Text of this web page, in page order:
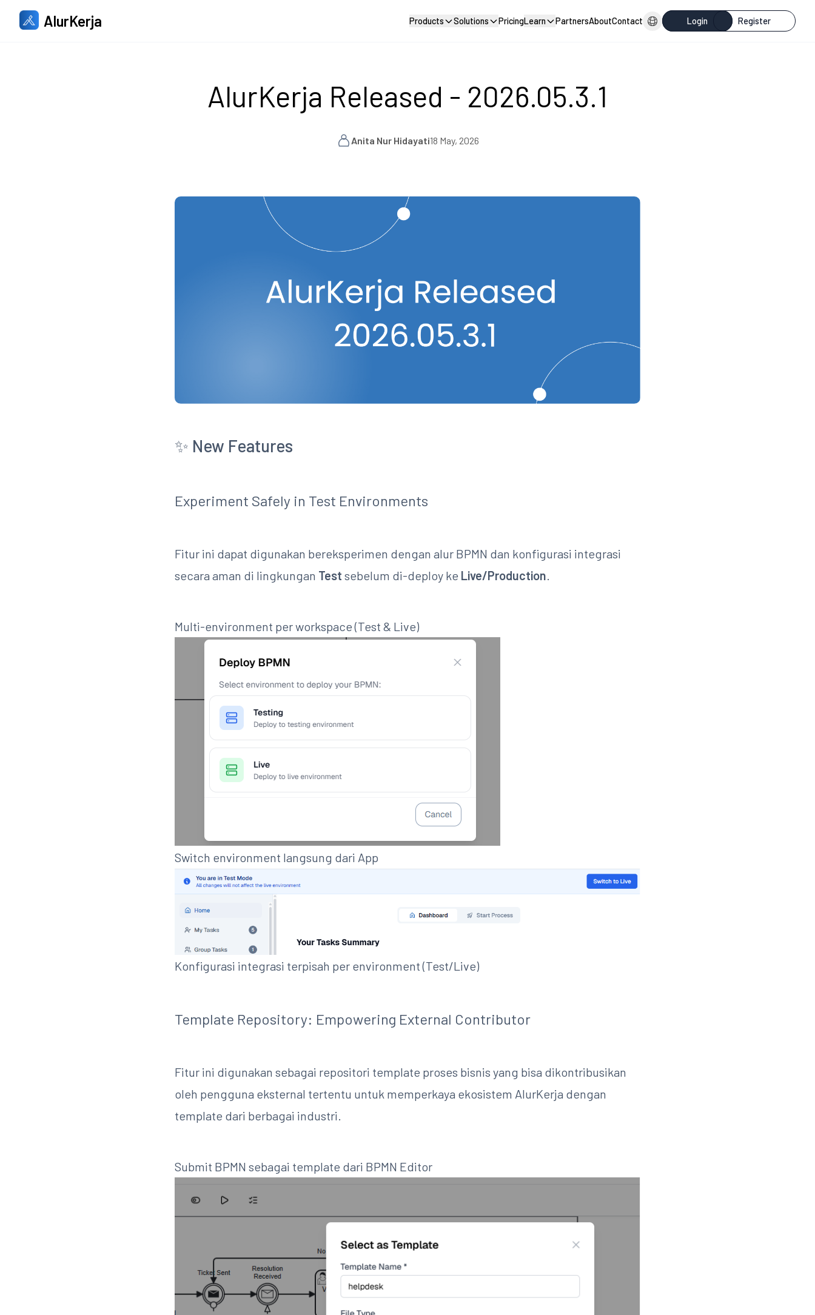
AlurKerja Products Solutions PricingLearn PartnersAboutContact Login Register
AlurKerja Released - 2026.05.3.1
Anita Nur Hidayati18 May, 2026
✨ New Features
Experiment Safely in Test Environments
Fitur ini dapat digunakan bereksperimen dengan alur BPMN dan konfigurasi integrasi
secara aman di lingkungan Test sebelum di-deploy ke Live/Production.
Multi-environment per workspace (Test & Live)
Switch environment langsung dari App
Konfigurasi integrasi terpisah per environment (Test/Live)
Template Repository: Empowering External Contributor
Fitur ini digunakan sebagai repositori template proses bisnis yang bisa dikontribusikan
oleh pengguna eksternal tertentu untuk memperkaya ekosistem AlurKerja dengan
template dari berbagai industri.
Submit BPMN sebagai template dari BPMN Editor